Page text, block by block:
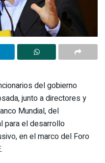
del gobierno
junto a directores y
Mundial, del
para el desarrollo
en el marco del Foro